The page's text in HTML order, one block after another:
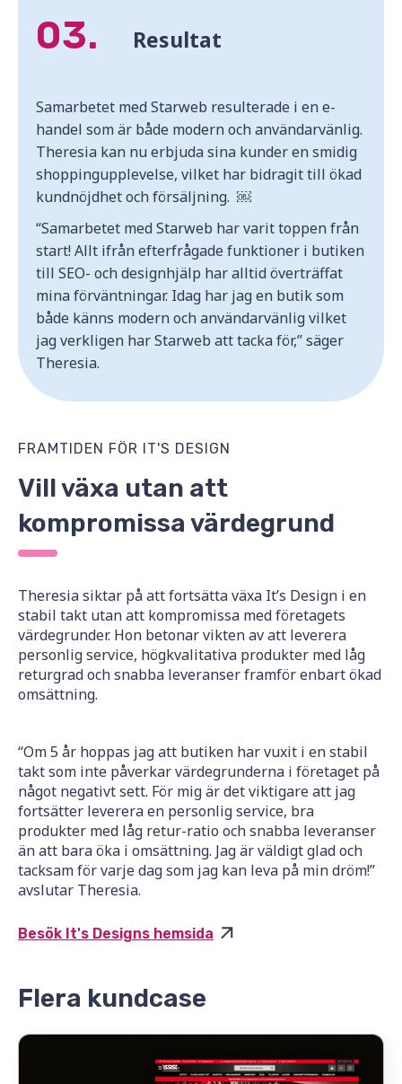
03. Resultat
Samarbetet med Starweb resulterade i en e-
handel som är både modern och användarvänlig.
Theresia kan nu erbjuda sina kunder en smidig
shoppingupplevelse, vilket har bidragit till ökad
kundnöjdhet och försäljning. ￼
“Samarbetet med Starweb har varit toppen från
start! Allt ifrån efterfrågade funktioner i butiken
till SEO- och designhjälp har alltid överträffat
mina förväntningar. Idag har jag en butik som
både känns modern och användarvänlig vilket
jag verkligen har Starweb att tacka för,” säger
Theresia.
FRAMTIDEN FÖR IT'S DESIGN
Vill växa utan att
kompromissa värdegrund
Theresia siktar på att fortsätta växa It’s Design i en
stabil takt utan att kompromissa med företagets
värdegrunder. Hon betonar vikten av att leverera
personlig service, högkvalitativa produkter med låg
returgrad och snabba leveranser framför enbart ökad
omsättning.
“Om 5 år hoppas jag att butiken har vuxit i en stabil
takt som inte påverkar värdegrunderna i företaget på
något negativt sett. För mig är det viktigare att jag
fortsätter leverera en personlig service, bra
produkter med låg retur-ratio och snabba leveranser
än att bara öka i omsättning. Jag är väldigt glad och
tacksam för varje dag som jag kan leva på min dröm!”
avslutar Theresia.
Besök It's Designs hemsida
Flera kundcase